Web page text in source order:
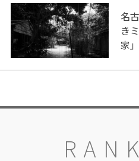
名
き
家